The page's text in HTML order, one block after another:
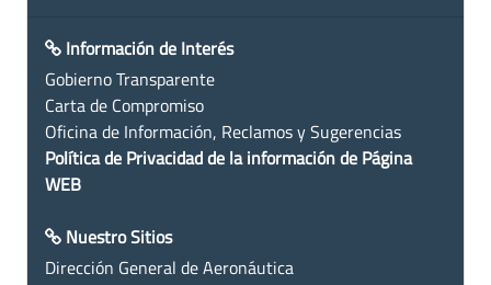
Información de Interés
Gobierno Transparente
Carta de Compromiso
Oficina de Información, Reclamos y Sugerencias
Política de Privacidad de la información de Página
WEB
Nuestro Sitios
Dirección General de Aeronáutica